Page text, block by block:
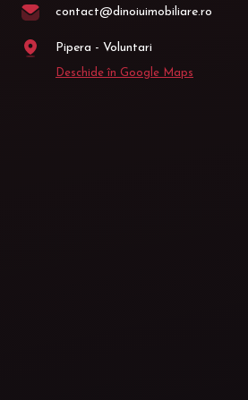
contact@dinoiuimobiliare.ro
Pipera - Voluntari
Deschide în Google Maps